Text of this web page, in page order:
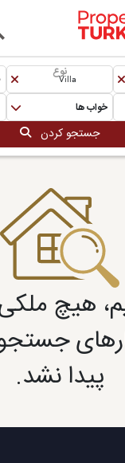
نوعVilla
خواب ها
جستجو کردن
هیچ
پیدا نشد.